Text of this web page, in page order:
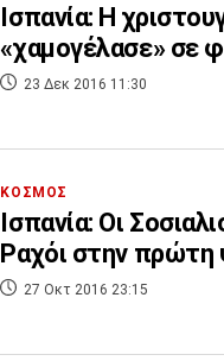
Ισπανία: Η
«χαμογέλασε» σε
23 Δεκ 2016 11:30
ΚΟΣΜΟΣ
Ισπανία: Οι
Ραχόι στην πρώτη
27 Οκτ 2016 23:15